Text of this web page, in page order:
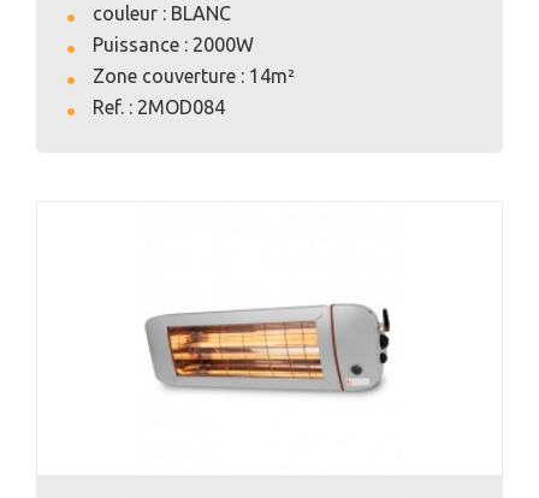
VOIR L'ANNONCE
couleur : BLANC
Puissance : 2000W
Zone couverture : 14m²
Ref. : 2MOD084